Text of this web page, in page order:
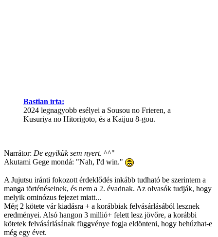
Bastian írta:
2024 legnagyobb esélyei a Sousou no Frieren, a
Kusuriya no Hitorigoto, és a Kaijuu 8-gou.
Narrátor: De egyikük sem nyert. ^^"
Akutami Gege mondá: "Nah, I'd win."
A Jujutsu iránti fokozott érdeklődés inkább tudható be szerintem a
manga történéseinek, és nem a 2. évadnak. Az olvasók tudják, hogy
melyik ominózus fejezet miatt...
Még 2 kötete vár kiadásra + a korábbiak felvásárlásából lesznek
eredményei. Alsó hangon 3 millió+ felett lesz jövőre, a korábbi
kötetek felvásárlásának függvénye fogja eldönteni, hogy behúzhat-e
még egy évet.